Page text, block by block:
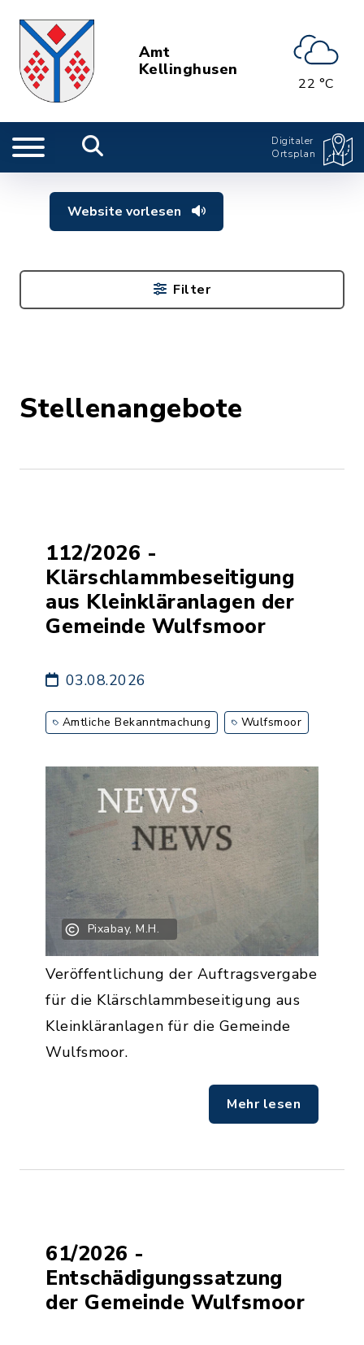
Amt
Kellinghusen
22 °C
Digitaler
Ortsplan
Website vorlesen
Stellenangebote
112/2026 -
Klärschlammbeseitigung
aus Kleinkläranlagen der
Gemeinde Wulfsmoor
03.08.2026
Amtliche Bekanntmachung Wulfsmoor
Pixabay, M.H.
Veröffentlichung der Auftragsvergabe
für die Klärschlammbeseitigung aus
Kleinkläranlagen für die Gemeinde
Wulfsmoor.
Mehr lesen
61/2026 -
Entschädigungssatzung
der Gemeinde Wulfsmoor
Filter